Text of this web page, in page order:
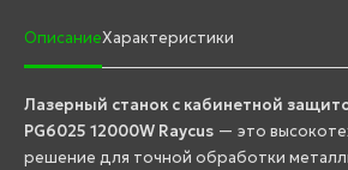
ОписаниеХарактеристики
Лазерный станок с кабинетной
PG6025 12000W Raycus — это
решение для точной обработки